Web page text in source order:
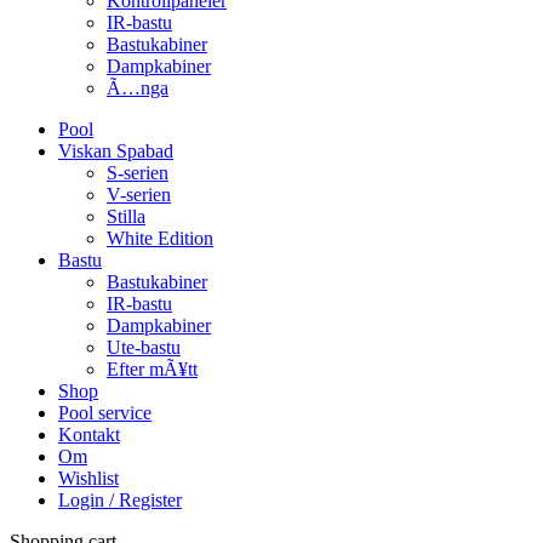
IR-bastu
Bastukabiner
Dampkabiner
Ã…nga
Pool
Viskan Spabad
S-serien
V-serien
Stilla
White Edition
Bastu
Bastukabiner
IR-bastu
Dampkabiner
Ute-bastu
Efter mÃ¥tt
Shop
Pool service
Kontakt
Om
Wishlist
Login / Register